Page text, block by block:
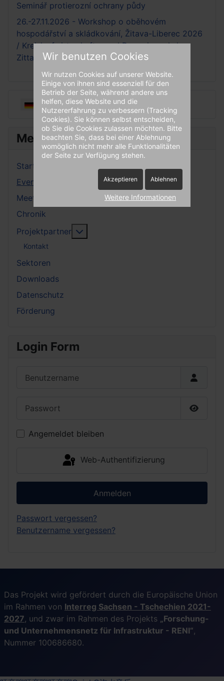
Sprache auswählen
Menü
Startseite
Events
Meetings
Chronik
Projektpartner
Kontakt
Sektoren
Downloads
Datenschutz
Förderung
Login Form
Angemeldet bleiben
Web-Authentifizierung
Anmelden
Passwort vergessen?
Benutzername vergessen?
Seminář protierozní ochrany půdy
26.-27.11.2026 - Workshop o oběhovém
hospodářství a skládkování, Žitava-Liberec 2026
/ Kreislaufwirtwchafts- und Deponieworkshop
Zittau-Liberec 2026
Das Projekt wird gefördert durch die Europäische Union
im Rahmen von Interreg Sachsen - Tschechien 2021-
2027, und zwar im Rahmen des Projekts „Forschung-
und Unternehmensnetz für Infrastruktur - RENI“,
Nummer 100686680.
Wir benutzen Cookies
Wir nutzen Cookies auf unserer Website.
Einige von ihnen sind essenziell für den
Betrieb der Seite, während andere uns
helfen, diese Website und die
Nutzererfahrung zu verbessern (Tracking
Cookies). Sie können selbst entscheiden,
ob Sie die Cookies zulassen möchten. Bitte
beachten Sie, dass bei einer Ablehnung
womöglich nicht mehr alle Funktionalitäten
der Seite zur Verfügung stehen.
Akzeptieren Ablehnen
Weitere Informationen